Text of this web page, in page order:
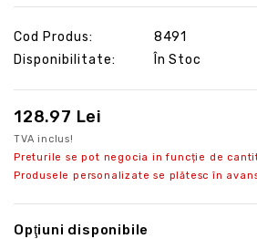
Cod Produs:
8491
Disponibilitate:
În Stoc
128.97 Lei
TVA inclus!
Preturile se pot negocia in funcție de
Produsele personalizate se plătesc în
Opţiuni disponibile